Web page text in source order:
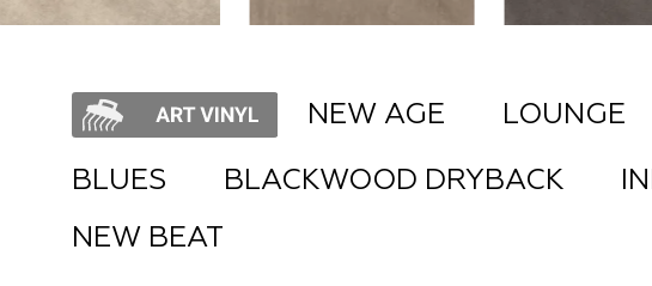
NEW AGE LOUNGE
BLUES BLACKWOOD DRYBACK
NEW BEAT